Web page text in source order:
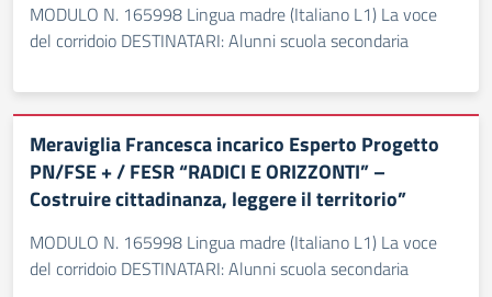
MODULO N. 165998 Lingua madre (Italiano L1) La voce
del corridoio DESTINATARI: Alunni scuola secondaria
Meraviglia Francesca incarico Esperto Progetto
PN/FSE + / FESR “RADICI E ORIZZONTI” –
Costruire cittadinanza, leggere il territorio”
MODULO N. 165998 Lingua madre (Italiano L1) La voce
del corridoio DESTINATARI: Alunni scuola secondaria